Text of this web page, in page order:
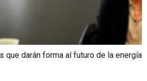
que darán forma al futuro de la energía